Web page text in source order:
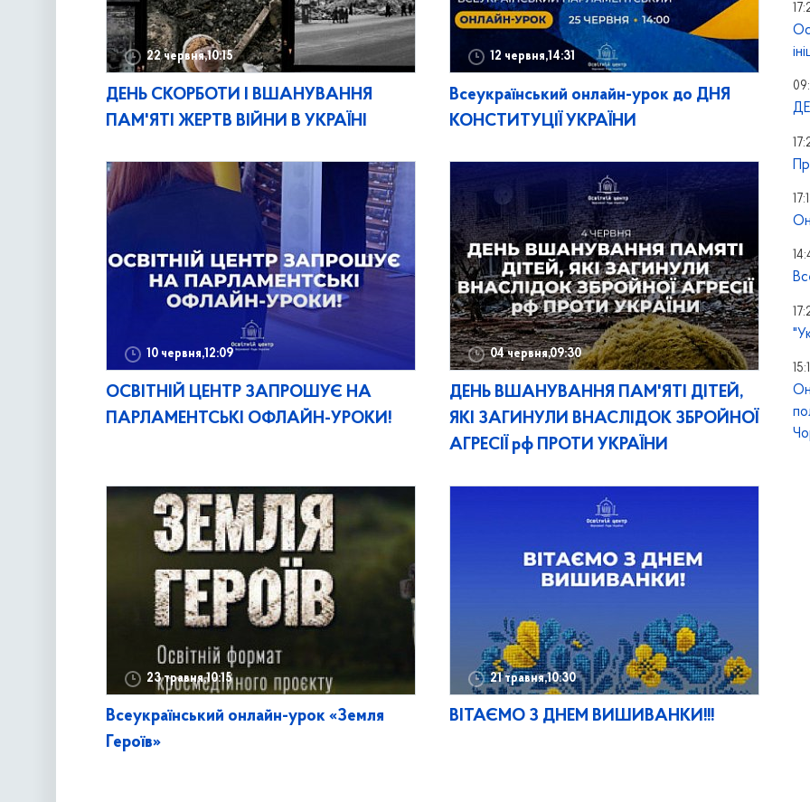
22 червня,10:15
ДЕНЬ СКОРБОТИ І ВШАНУВАННЯ
ПАМ'ЯТІ ЖЕРТВ ВІЙНИ В УКРАЇНІ
12 червня,14:31
Всеукраїнський онлайн-урок до ДНЯ
КОНСТИТУЦІЇ УКРАЇНИ
10 червня,12:09
ОСВІТНІЙ ЦЕНТР ЗАПРОШУЄ НА
ПАРЛАМЕНТСЬКІ ОФЛАЙН-УРОКИ!
04 червня,09:30
ДЕНЬ ВШАНУВАННЯ ПАМ'ЯТІ ДІТЕЙ,
ЯКІ ЗАГИНУЛИ ВНАСЛІДОК ЗБРОЙНОЇ
АГРЕСІЇ рф ПРОТИ УКРАЇНИ
23 травня,10:15
Всеукраїнський онлайн-урок «Земля
Героїв»
21 травня,10:30
ВІТАЄМО З ДНЕМ ВИШИВАНКИ!!!